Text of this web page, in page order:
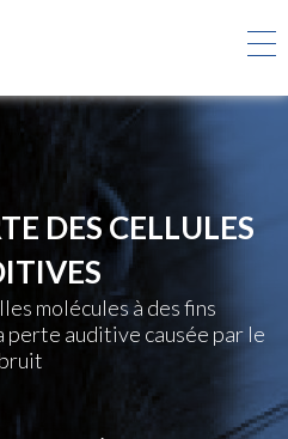
DES CELLULES
molécules à des fins
auditive causée par le
bruit